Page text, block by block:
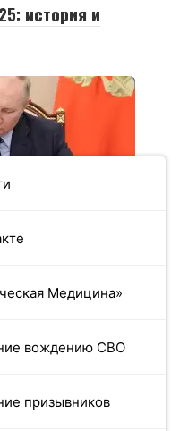
история и
имя
2025
Медицина»
вождению СВО
призывников